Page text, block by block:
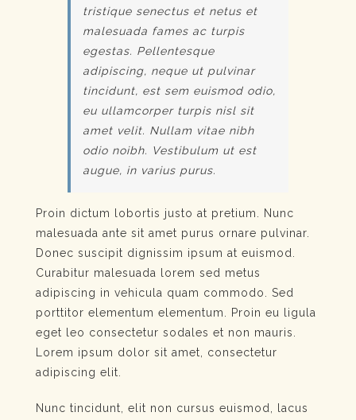
tristique senectus et netus et
malesuada fames ac turpis
egestas. Pellentesque
adipiscing, neque ut pulvinar
tincidunt, est sem euismod odio,
eu ullamcorper turpis nisl sit
amet velit. Nullam vitae nibh
odio noibh. Vestibulum ut est
augue, in varius purus.
Proin dictum lobortis justo at pretium. Nunc
malesuada ante sit amet purus ornare pulvinar.
Donec suscipit dignissim ipsum at euismod.
Curabitur malesuada lorem sed metus
adipiscing in vehicula quam commodo. Sed
porttitor elementum elementum. Proin eu ligula
eget leo consectetur sodales et non mauris.
Lorem ipsum dolor sit amet, consectetur
adipiscing elit.
Nunc tincidunt, elit non cursus euismod, lacus